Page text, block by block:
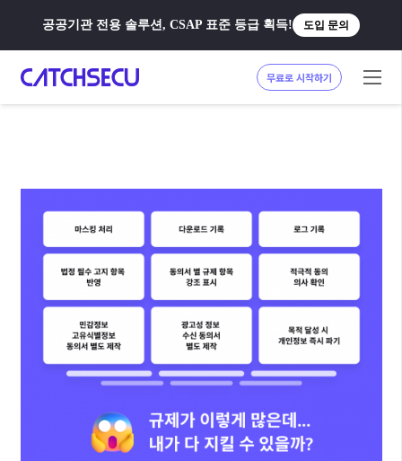
공공기관 전용 솔루션, CSAP 표준 등급 획득! 도입 문의
무료로 시작하기